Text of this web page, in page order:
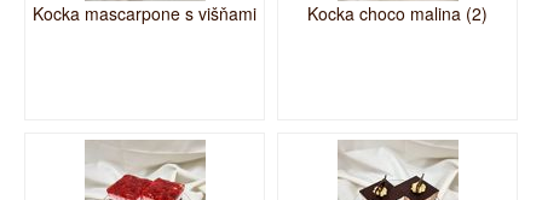
Kocka mascarpone s višňami Kocka choco malina (2)